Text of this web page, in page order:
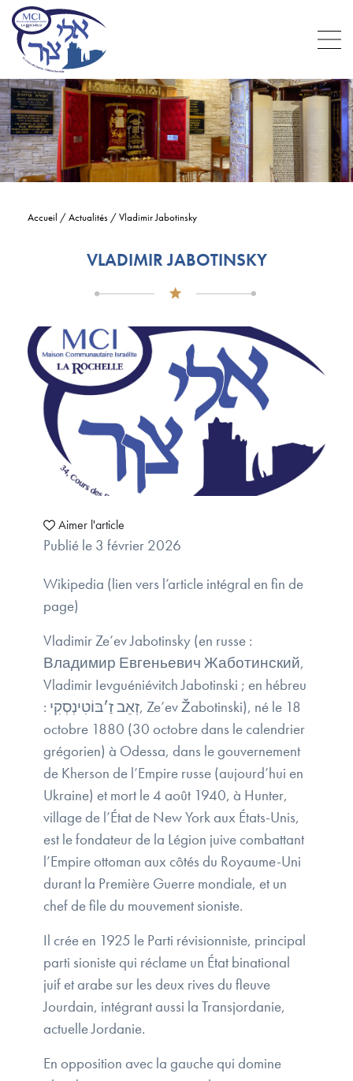
Accueil /Actualités /Vladimir Jabotinsky
VLADIMIR JABOTINSKY
Aimer l'article
Publié le 3 février 2026
Wikipedia (lien vers l’article intégral en fin de
page)
Vladimir Ze’ev Jabotinsky (en russe :
Владимир Евгеньевич Жаботинский,
Vladimir Ievguéniévitch Jabotinski ; en hébreu
: זְאֵב זַ׳בּוֹטִינְסְקִי, Ze’ev Žabotinski), né le 18
octobre 1880 (30 octobre dans le calendrier
grégorien) à Odessa, dans le gouvernement
de Kherson de l’Empire russe (aujourd’hui en
Ukraine) et mort le 4 août 1940, à Hunter,
village de l’État de New York aux États-Unis,
est le fondateur de la Légion juive combattant
l’Empire ottoman aux côtés du Royaume-Uni
durant la Première Guerre mondiale, et un
chef de file du mouvement sioniste.
Il crée en 1925 le Parti révisionniste, principal
parti sioniste qui réclame un État binational
juif et arabe sur les deux rives du fleuve
Jourdain, intégrant aussi la Transjordanie,
actuelle Jordanie.
En opposition avec la gauche qui domine